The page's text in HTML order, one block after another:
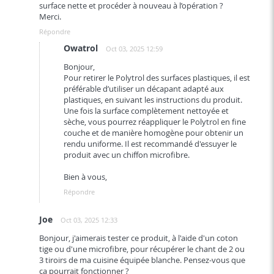
surface nette et procéder à nouveau à l’opération ?
Merci.
Répondre
Owatrol Oct 03, 2025 12:59
Bonjour,
Pour retirer le Polytrol des surfaces plastiques, il est
préférable d’utiliser un décapant adapté aux
plastiques, en suivant les instructions du produit.
Une fois la surface complètement nettoyée et
sèche, vous pourrez réappliquer le Polytrol en fine
couche et de manière homogène pour obtenir un
rendu uniforme. Il est recommandé d'essuyer le
produit avec un chiffon microfibre.
Bien à vous,
Répondre
Joe Oct 03, 2025 12:33
Bonjour, j'aimerais tester ce produit, à l'aide d'un coton
tige ou d'une microfibre, pour récupérer le chant de 2 ou
3 tiroirs de ma cuisine équipée blanche. Pensez-vous que
ça pourrait fonctionner ?